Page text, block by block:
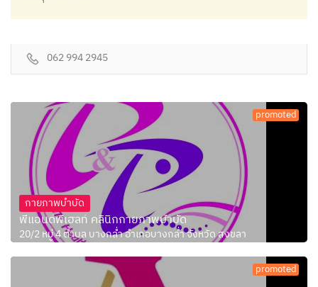
062 994 2945
promoted
กายภาพบำบัด
พีแอนด์พีเฮลท์ คลินิกกายภาพบำบัด
20/2 หมู่ 4 ตำบล บางกล่ำ อำเภอบางกล่ำ จังหวัด สงขลา
promoted